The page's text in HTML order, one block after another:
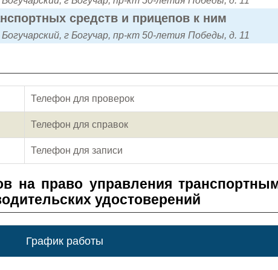
средств и прицепов к ним
г Богучар, пр-кт 50-летия Победы, д. 11
Телефон для проверок
Телефон для справок
Телефон для записи
на право управления
удостоверений
График работы